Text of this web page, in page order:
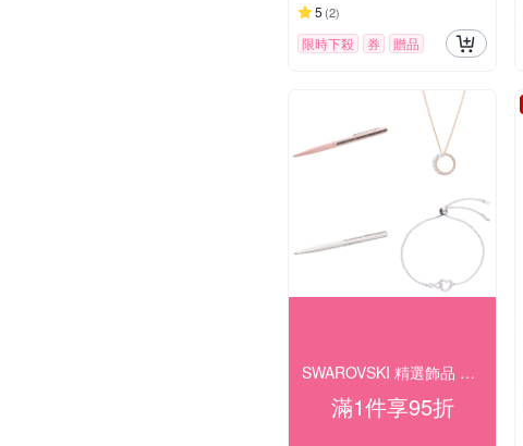
5 (2)
限時下殺 券 贈品
SWAROVSKI 精選飾品 結帳95折(24H
滿1件享95折